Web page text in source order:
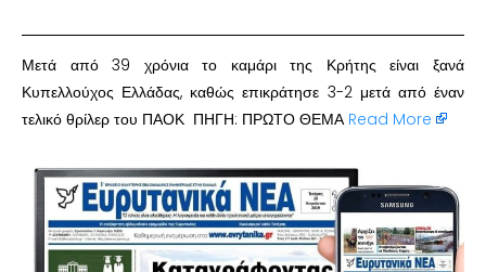
Μετά από 39 χρόνια το καμάρι της Κρήτης είναι ξανά
Κυπελλούχος Ελλάδας, καθώς επικράτησε 3-2 μετά από έναν
τελικό θρίλερ του ΠΑΟΚ ΠΗΓΗ: ΠΡΩΤΟ ΘΕΜΑ Read More